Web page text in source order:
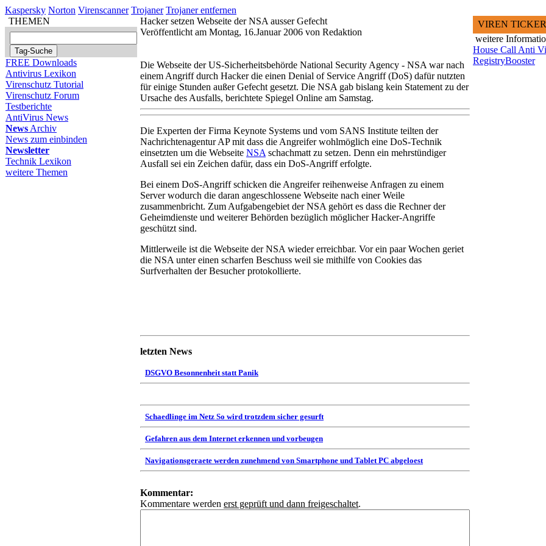
Kaspersky Norton Virenscanner Trojaner Trojaner entfernen
THEMEN
FREE Downloads
Antivirus Lexikon
Virenschutz Tutorial
Virenschutz Forum
Testberichte
AntiVirus News
News Archiv
News zum einbinden
Newsletter
Technik Lexikon
weitere Themen
Hacker setzen Webseite der NSA ausser Gefecht
Veröffentlicht am Montag, 16.Januar 2006 von Redaktion
Die Webseite der US-Sicherheitsbehörde National Security Agency - NSA war nach
einem Angriff durch Hacker die einen Denial of Service Angriff (DoS) dafür nutzten
für einige Stunden außer Gefecht gesetzt. Die NSA gab bislang kein Statement zu der
Ursache des Ausfalls, berichtete Spiegel Online am Samstag.
Die Experten der Firma Keynote Systems und vom SANS Institute teilten der
Nachrichtenagentur AP mit dass die Angreifer wohlmöglich eine DoS-Technik
einsetzten um die Webseite NSA schachmatt zu setzen. Denn ein mehrstündiger
Ausfall sei ein Zeichen dafür, dass ein DoS-Angriff erfolgte.
Bei einem DoS-Angriff schicken die Angreifer reihenweise Anfragen zu einem
Server wodurch die daran angeschlossene Webseite nach einer Weile
zusammenbricht. Zum Aufgabengebiet der NSA gehört es dass die Rechner der
Geheimdienste und weiterer Behörden bezüglich möglicher Hacker-Angriffe
geschützt sind.
Mittlerweile ist die Webseite der NSA wieder erreichbar. Vor ein paar Wochen geriet
die NSA unter einen scharfen Beschuss weil sie mithilfe von Cookies das
Surfverhalten der Besucher protokollierte.
letzten News
DSGVO Besonnenheit statt Panik
Schaedlinge im Netz So wird trotzdem sicher gesurft
Gefahren aus dem Internet erkennen und vorbeugen
Navigationsgeraete werden zunehmend von Smartphone und Tablet PC abgeloest
Kommentar:
Kommentare werden erst geprüft und dann freigeschaltet.
VIREN TICKER
weitere
House Call Anti
RegistryBooster